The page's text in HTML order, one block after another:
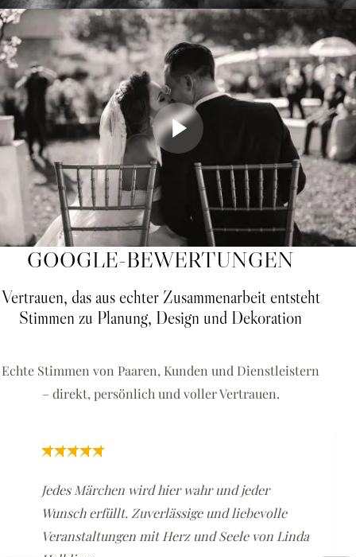
GOOGLE-BEWERTUNGEN
Vertrauen, das aus echter Zusammenarbeit entsteht
Stimmen zu Planung, Design und Dekoration
Echte Stimmen von Paaren, Kunden und Dienstleistern
– direkt, persönlich und voller Vertrauen.
Jedes Märchen wird hier wahr und jeder
Wunsch erfüllt. Zuverlässige und liebevolle
Veranstaltungen mit Herz und Seele von Linda